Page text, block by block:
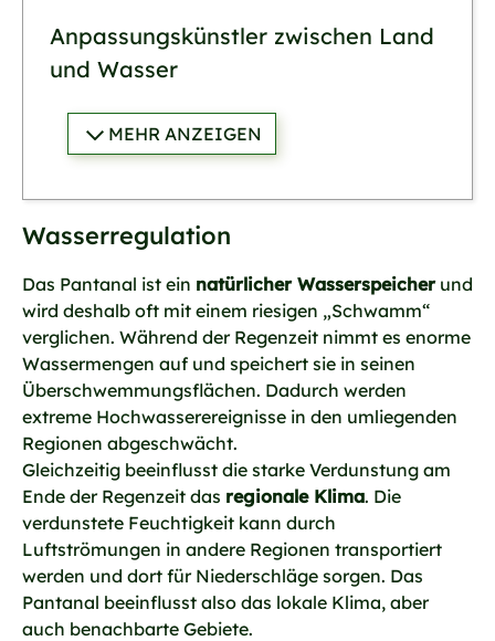
Anpassungskünstler zwischen Land
und Wasser
MEHR ANZEIGEN
Wasserregulation
Das Pantanal ist ein natürlicher Wasserspeicherund
wird deshalb oft mit einem riesigen „Schwamm“
verglichen. Während der Regenzeit nimmt es enorme
Wassermengen auf und speichert sie in seinen
Überschwemmungsflächen. Dadurch werden
extreme Hochwasserereignisse in den umliegenden
Regionen abgeschwächt.
Gleichzeitig beeinflusst die starke Verdunstung am
Ende der Regenzeit das regionale Klima. Die
verdunstete Feuchtigkeit kann durch
Luftströmungen in andere Regionen transportiert
werden und dort für Niederschläge sorgen. Das
Pantanal beeinflusst also das lokale Klima, aber
auch benachbarte Gebiete.